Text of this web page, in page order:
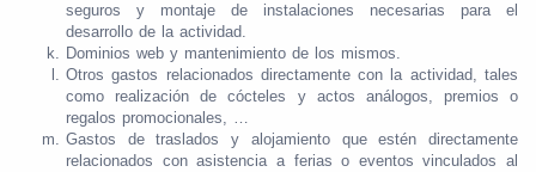
seguros y montaje de instalaciones necesarias para el
desarrollo de la actividad.
Dominios web y mantenimiento de los mismos.
Otros gastos relacionados directamente con la actividad, tales
como realización de cócteles y actos análogos, premios o
regalos promocionales, …
Gastos de traslados y alojamiento que estén directamente
relacionados con asistencia a ferias o eventos vinculados al